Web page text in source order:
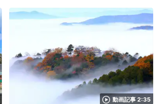
動画記事 2:35